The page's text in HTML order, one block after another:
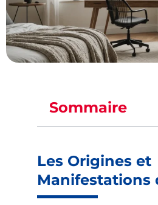
Sommaire
Les Origines et
Manifestations